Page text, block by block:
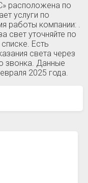
расположена по
услуги по
работы компании: .
свет уточняйте по
Есть
света через
звонка. Данные
2025 года.